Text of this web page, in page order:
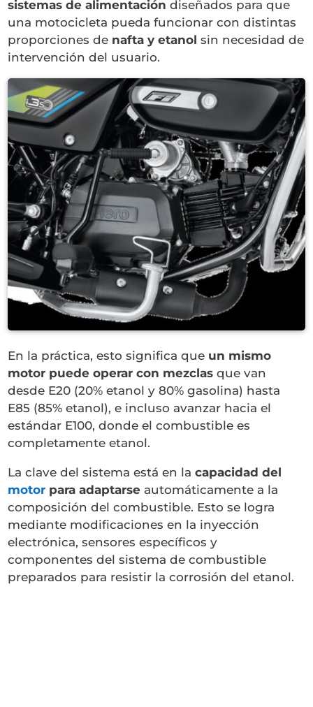
sistemas de alimentación diseñados para que
una motocicleta pueda funcionar con distintas
proporciones de nafta y etanol sin necesidad de
intervención del usuario.
En la práctica, esto significa que un mismo
motor puede operar con mezclas que van
desde E20 (20% etanol y 80% gasolina) hasta
E85 (85% etanol), e incluso avanzar hacia el
estándar E100, donde el combustible es
completamente etanol.
La clave del sistema está en lacapacidad del
motor para adaptarse automáticamente a la
composición del combustible. Esto se logra
mediante modificaciones en la inyección
electrónica, sensores específicos y
componentes del sistema de combustible
preparados para resistir la corrosión del etanol.